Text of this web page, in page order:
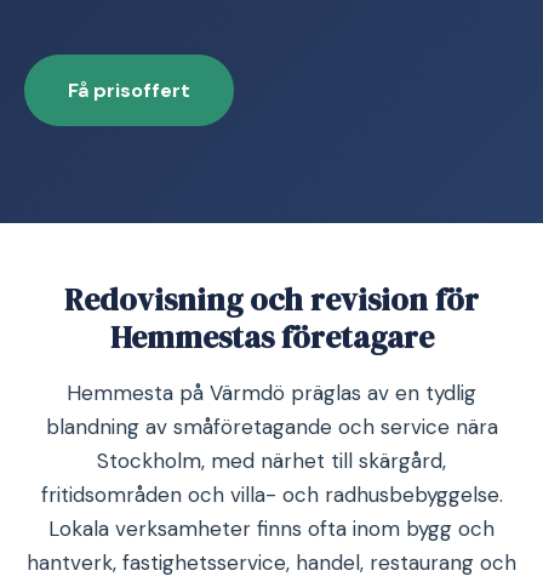
Få prisoffert
Redovisning och revision för
Hemmestas företagare
Hemmesta på Värmdö präglas av en tydlig
blandning av småföretagande och service nära
Stockholm, med närhet till skärgård,
fritidsområden och villa- och radhusbebyggelse.
Lokala verksamheter finns ofta inom bygg och
hantverk, fastighetsservice, handel, restaurang och